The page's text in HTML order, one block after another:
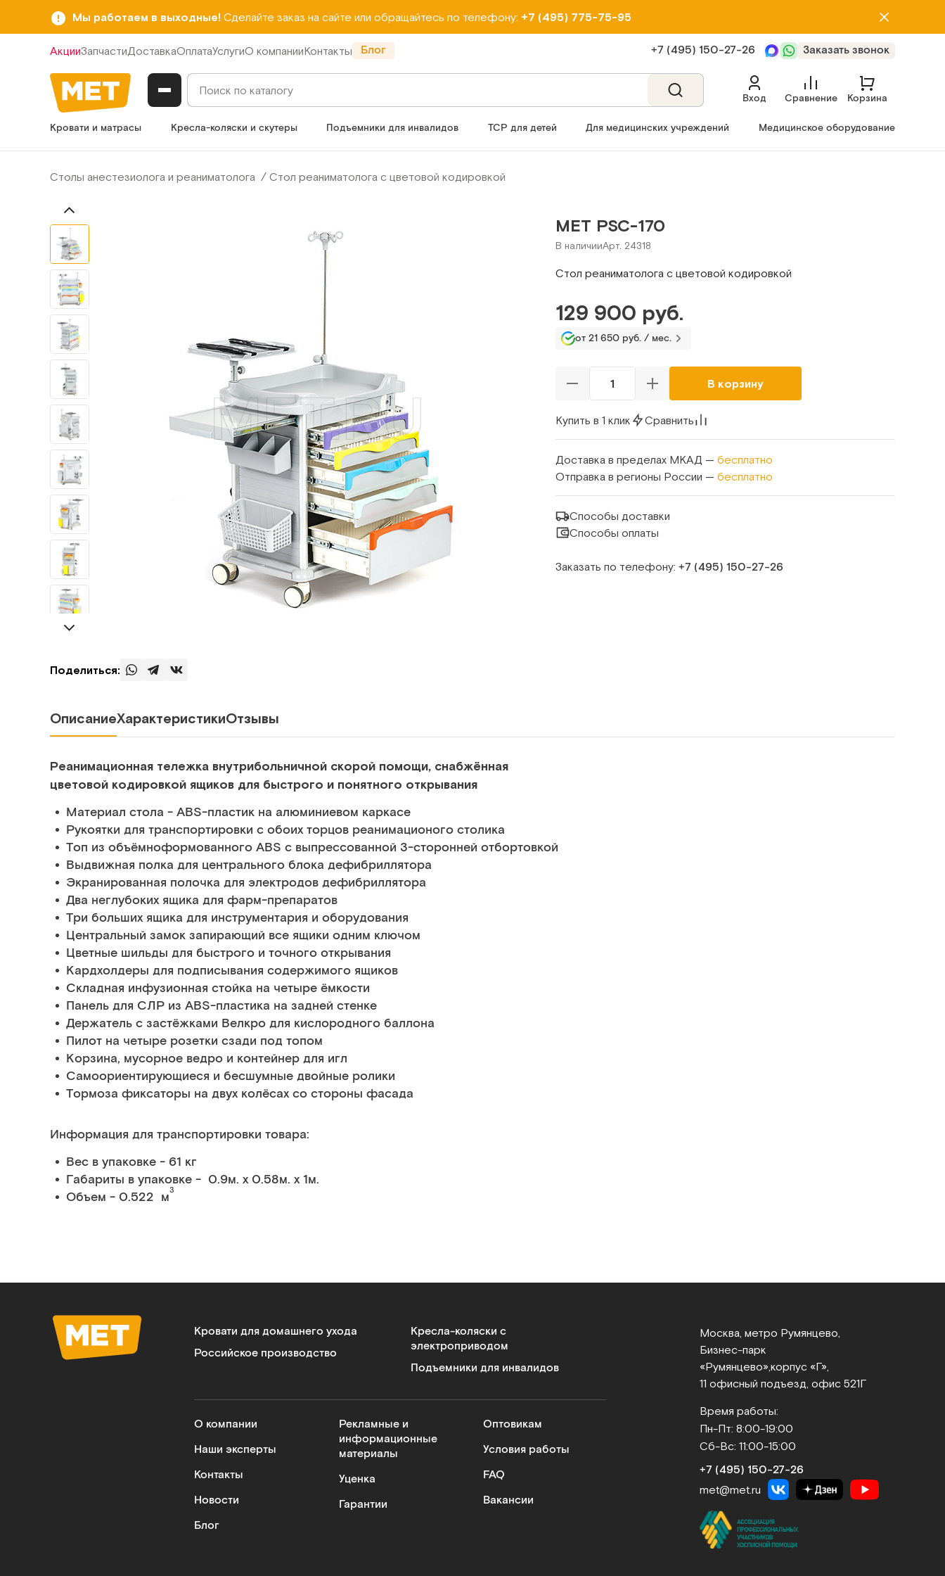
Мы работаем в выходные! Сделайте заказ на сайте или обращайтесь по телефону: +7 (495) 775-75-95
АкцииЗапчастиДоставкаОплатаУслугиО компанииКонтакты Блог +7 (495) 150‑27‑26 Заказать звонок
Вход Сравнение Корзина
Кровати и матрасы Кресла-коляски и скутеры Подъемники для инвалидов ТСР для детей Для медицинских учреждений Медицинское оборудование
Столы анестезиолога и реаниматолога Стол реаниматолога с цветовой кодировкой
Поделиться:
МЕТ PSC-170
В наличииАрт. 24318
Стол реаниматолога с цветовой кодировкой
129 900 руб.
от 21 650 руб. / мес.
В корзину
Купить в 1 клик Сравнить
Доставка в пределах МКАД — бесплатно
Отправка в регионы России — бесплатно
Способы доставки
Способы оплаты
Заказать по телефону: +7 (495) 150‑27‑26
ОписаниеХарактеристикиОтзывы
Реанимационная тележка внутрибольничной скорой помощи, снабжённая
цветовой кодировкой ящиков для быстрого и понятного открывания
Материал стола - ABS-пластик на алюминиевом каркасе
Рукоятки для транспортировки с обоих торцов реанимационого столика
Топ из объёмноформованного ABS с выпрессованной 3-сторонней отбортовкой
Выдвижная полка для центрального блока дефибриллятора
Экранированная полочка для электродов дефибриллятора
Два неглубоких ящика для фарм-препаратов
Три больших ящика для инструментария и оборудования
Центральный замок запирающий все ящики одним ключом
Цветные шильды для быстрого и точного открывания
Кардхолдеры для подписывания содержимого ящиков
Складная инфузионная стойка на четыре ёмкости
Панель для СЛР из ABS-пластика на задней стенке
Держатель с застёжками Велкро для кислородного баллона
Пилот на четыре розетки сзади под топом
Корзина, мусорное ведро и контейнер для игл
Самоориентирующиеся и бесшумные двойные ролики
Тормоза фиксаторы на двух колёсах со стороны фасада
Информация для транспортировки товара:
Вес в упаковке - 61 кг
Габариты в упаковке - 0.9м. x 0.58м. x 1м.
Объем - 0.522 м3
Кровати для домашнего ухода
Российское производство
Кресла-коляски с
электроприводом
Подъемники для инвалидов
О компании
Наши эксперты
Контакты
Новости
Блог
Рекламные и
информационные
материалы
Уценка
Гарантии
Оптовикам
Условия работы
FAQ
Вакансии
Москва, метро Румянцево,
Бизнес‑парк
«Румянцево», корпус «Г»,
11 офисный подъезд, офис 521Г
Время работы:
Пн-Пт: 8:00-19:00
Сб-Вс: 11:00-15:00
+7 (495) 150‑27‑26
met@met.ru